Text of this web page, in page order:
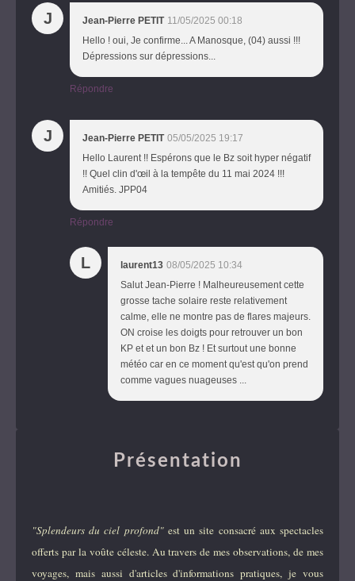
J Jean-Pierre PETIT 11/05/2025 00:18
Hello ! oui, Je confirme... A Manosque, (04) aussi !!!
Dépressions sur dépressions...
Répondre
J Jean-Pierre PETIT 05/05/2025 19:17
Hello Laurent !! Espérons que le Bz soit hyper négatif
!! Quel clin d'œil à la tempête du 11 mai 2024 !!!
Amitiés. JPP04
Répondre
L laurent13 08/05/2025 10:34
Salut Jean-Pierre ! Malheureusement cette
grosse tache solaire reste relativement
calme, elle ne montre pas de flares majeurs.
ON croise les doigts pour retrouver un bon
KP et et un bon Bz ! Et surtout une bonne
météo car en ce moment qu'est qu'on prend
comme vagues nuageuses ...
Présentation
"Splendeurs du ciel profond"est un site consacré aux spectacles
offerts par la voûte céleste. Au travers de mes observations, de mes
voyages, mais aussi d'articles d'informations pratiques, je vous